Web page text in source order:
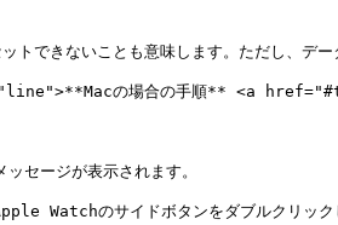
できないことも意味します。ただし、デー
の場合の手順** <a
ージが表示されます。
Watchのサイドボタンをダブルクリック